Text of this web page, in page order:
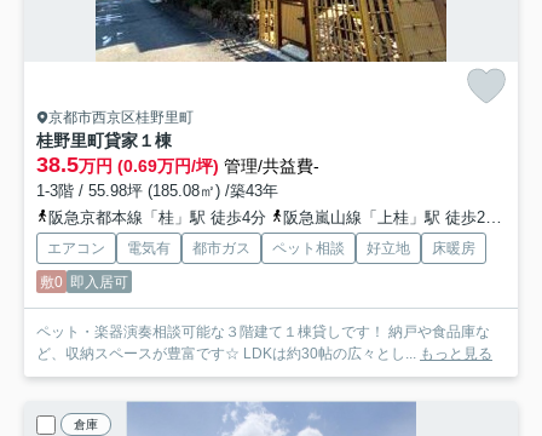
京都市西京区桂野里町
桂野里町貸家１棟
38.5万円 (0.69万円/坪) 管理/共益費-
1-3階 / 55.98坪 (185.08㎡) /築43年
阪急京都本線「桂」駅 徒歩4分
阪急嵐山線「上桂」駅 徒歩26分
エアコン 電気有 都市ガス ペット相談 好立地
床暖房
敷0 即入居可
ペット・楽器演奏相談可能な３階建て１棟貸しです！ 納戸や食品庫な
ど、収納スペースが豊富です☆ LDKは約30帖の広々とし... もっと見る
倉庫